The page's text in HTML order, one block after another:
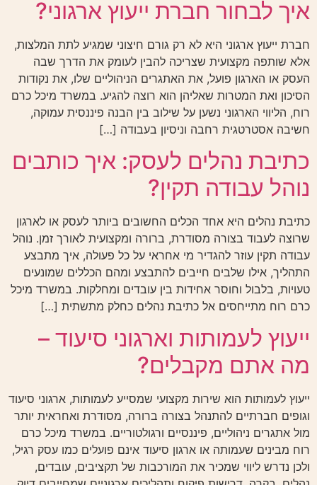
איך לבחור חברת ייעוץ ארגוני?
חברת ייעוץ ארגוני היא לא רק גורם חיצוני שמגיע לתת המלצות,
אלא שותפה מקצועית שצריכה להבין לעומק את הדרך שבה
העסק או הארגון פועל, את האתגרים הניהוליים שלו, את נקודות
הסיכון ואת המטרות שאליהן הוא רוצה להגיע. במשרד מיכל כרם
רוח, הליווי הארגוני נשען על שילוב בין הבנה פיננסית עמוקה,
חשיבה אסטרטגית רחבה וניסיון בעבודה […]
כתיבת נהלים לעסק: איך כותבים
נוהל עבודה תקין?
כתיבת נהלים היא אחד הכלים החשובים ביותר לעסק או לארגון
שרוצה לעבוד בצורה מסודרת, ברורה ומקצועית לאורך זמן. נוהל
עבודה תקין עוזר להגדיר מי אחראי על כל פעולה, איך מתבצע
התהליך, אילו שלבים חייבים להתבצע ומהם הכללים שמונעים
טעויות, בלבול וחוסר אחידות בין עובדים ומחלקות. במשרד מיכל
כרם רוח מתייחסים אל כתיבת נהלים כחלק מתשתית […]
ייעוץ לעמותות וארגוני סיעוד –
מה אתם מקבלים?
ייעוץ לעמותות הוא שירות מקצועי שמסייע לעמותות, ארגוני סיעוד
וגופים חברתיים להתנהל בצורה ברורה, מסודרת ואחראית יותר
מול אתגרים ניהוליים, פיננסיים ורגולטוריים. במשרד מיכל כרם
רוח מבינים שעמותה או ארגון סיעוד אינם פועלים כמו עסק רגיל,
ולכן נדרש ליווי שמכיר את המורכבות של תקציבים, עובדים,